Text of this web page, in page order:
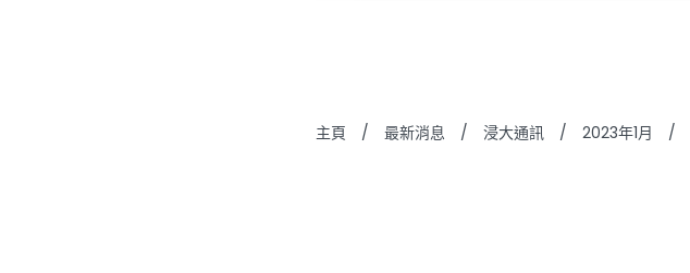
主頁 / 最新消息 / 浸大通訊 / 2023年1月 /